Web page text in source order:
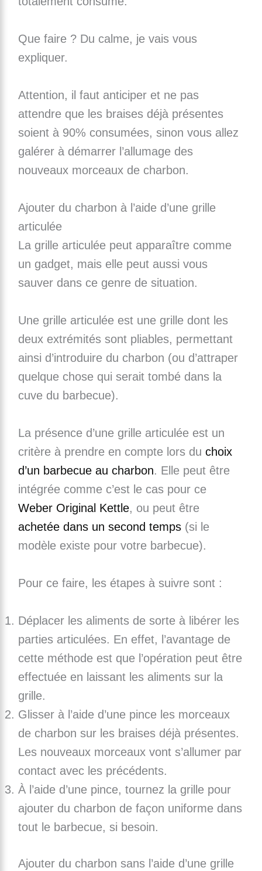
Que faire ? Du calme, je vais vous
expliquer.
Attention, il faut anticiper et ne pas
attendre que les braises déjà présentes
soient à 90% consumées, sinon vous allez
galérer à démarrer l’allumage des
nouveaux morceaux de charbon.
Ajouter du charbon à l’aide d’une grille
articulée
La grille articulée peut apparaître comme
un gadget, mais elle peut aussi vous
sauver dans ce genre de situation.
Une grille articulée est une grille dont les
deux extrémités sont pliables, permettant
ainsi d’introduire du charbon (ou d’attraper
quelque chose qui serait tombé dans la
cuve du barbecue).
La présence d’une grille articulée est un
critère à prendre en compte lors du choix
d’un barbecue au charbon. Elle peut être
intégrée comme c’est le cas pour ce
Weber Original Kettle, ou peut être
achetée dans un second temps(si le
modèle existe pour votre barbecue).
Pour ce faire, les étapes à suivre sont :
Déplacer les aliments de sorte à libérer les
parties articulées. En effet, l’avantage de
cette méthode est que l’opération peut être
effectuée en laissant les aliments sur la
grille.
Glisser à l’aide d’une pince les morceaux
de charbon sur les braises déjà présentes.
Les nouveaux morceaux vont s’allumer par
contact avec les précédents.
À l’aide d’une pince, tournez la grille pour
ajouter du charbon de façon uniforme dans
tout le barbecue, si besoin.
Ajouter du charbon sans l’aide d’une grille